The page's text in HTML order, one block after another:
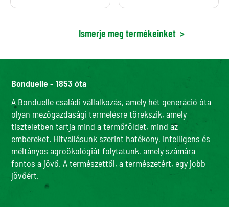
Ismerje meg termékeinket >
Bonduelle - 1853 óta
A Bonduelle családi vállalkozás, amely hét generáció óta
olyan mezőgazdasági termelésre törekszik, amely
tiszteletben tartja mind a termőföldet, mind az
embereket. Hitvallásunk szerint hatékony, intelligens és
méltányos agroökológiát folytatunk, amely számára
fontos a jövő. A természettől, a természetért, egy jobb
jövőért.